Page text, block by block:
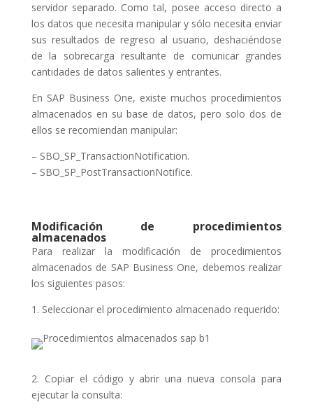
servidor separado. Como tal, posee acceso directo a
los datos que necesita manipular y sólo necesita enviar
sus resultados de regreso al usuario, deshaciéndose
de la sobrecarga resultante de comunicar grandes
cantidades de datos salientes y entrantes.
En SAP Business One, existe muchos procedimientos
almacenados en su base de datos, pero solo dos de
ellos se recomiendan manipular:
– SBO_SP_TransactionNotification.
– SBO_SP_PostTransactionNotifice.
Modificación de procedimientos
almacenados
Para realizar la modificación de procedimientos
almacenados de SAP Business One, debemos realizar
los siguientes pasos:
1. Seleccionar el procedimiento almacenado requerido:
2. Copiar el código y abrir una nueva consola para
ejecutar la consulta: